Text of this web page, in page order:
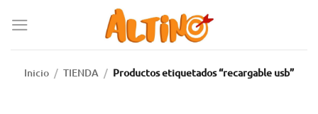
Inicio / TIENDA / Productos etiquetados “recargable usb”